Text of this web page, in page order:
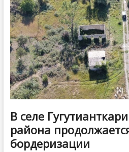
В селе
района
бордеризации